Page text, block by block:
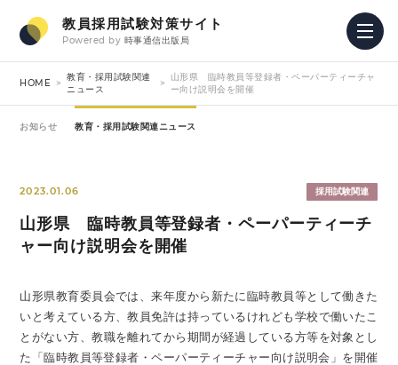
教員採用試験対策サイト
Powered by 時事通信出版局
HOME
教育・採用試験関連
ニュース
山形県 臨時教員等登録者・ペーパーティーチャ
ー向け説明会を開催
お知らせ 教育・採用試験関連ニュース
2023.01.06 採用試験関連
山形県 臨時教員等登録者・ペーパーティーチ
ャー向け説明会を開催
山形県教育委員会では、来年度から新たに臨時教員等として働きた
いと考えている方、教員免許は持っているけれども学校で働いたこ
とがない方、教職を離れてから期間が経過している方等を対象とし
た「臨時教員等登録者・ペーパーティーチャー向け説明会」を開催